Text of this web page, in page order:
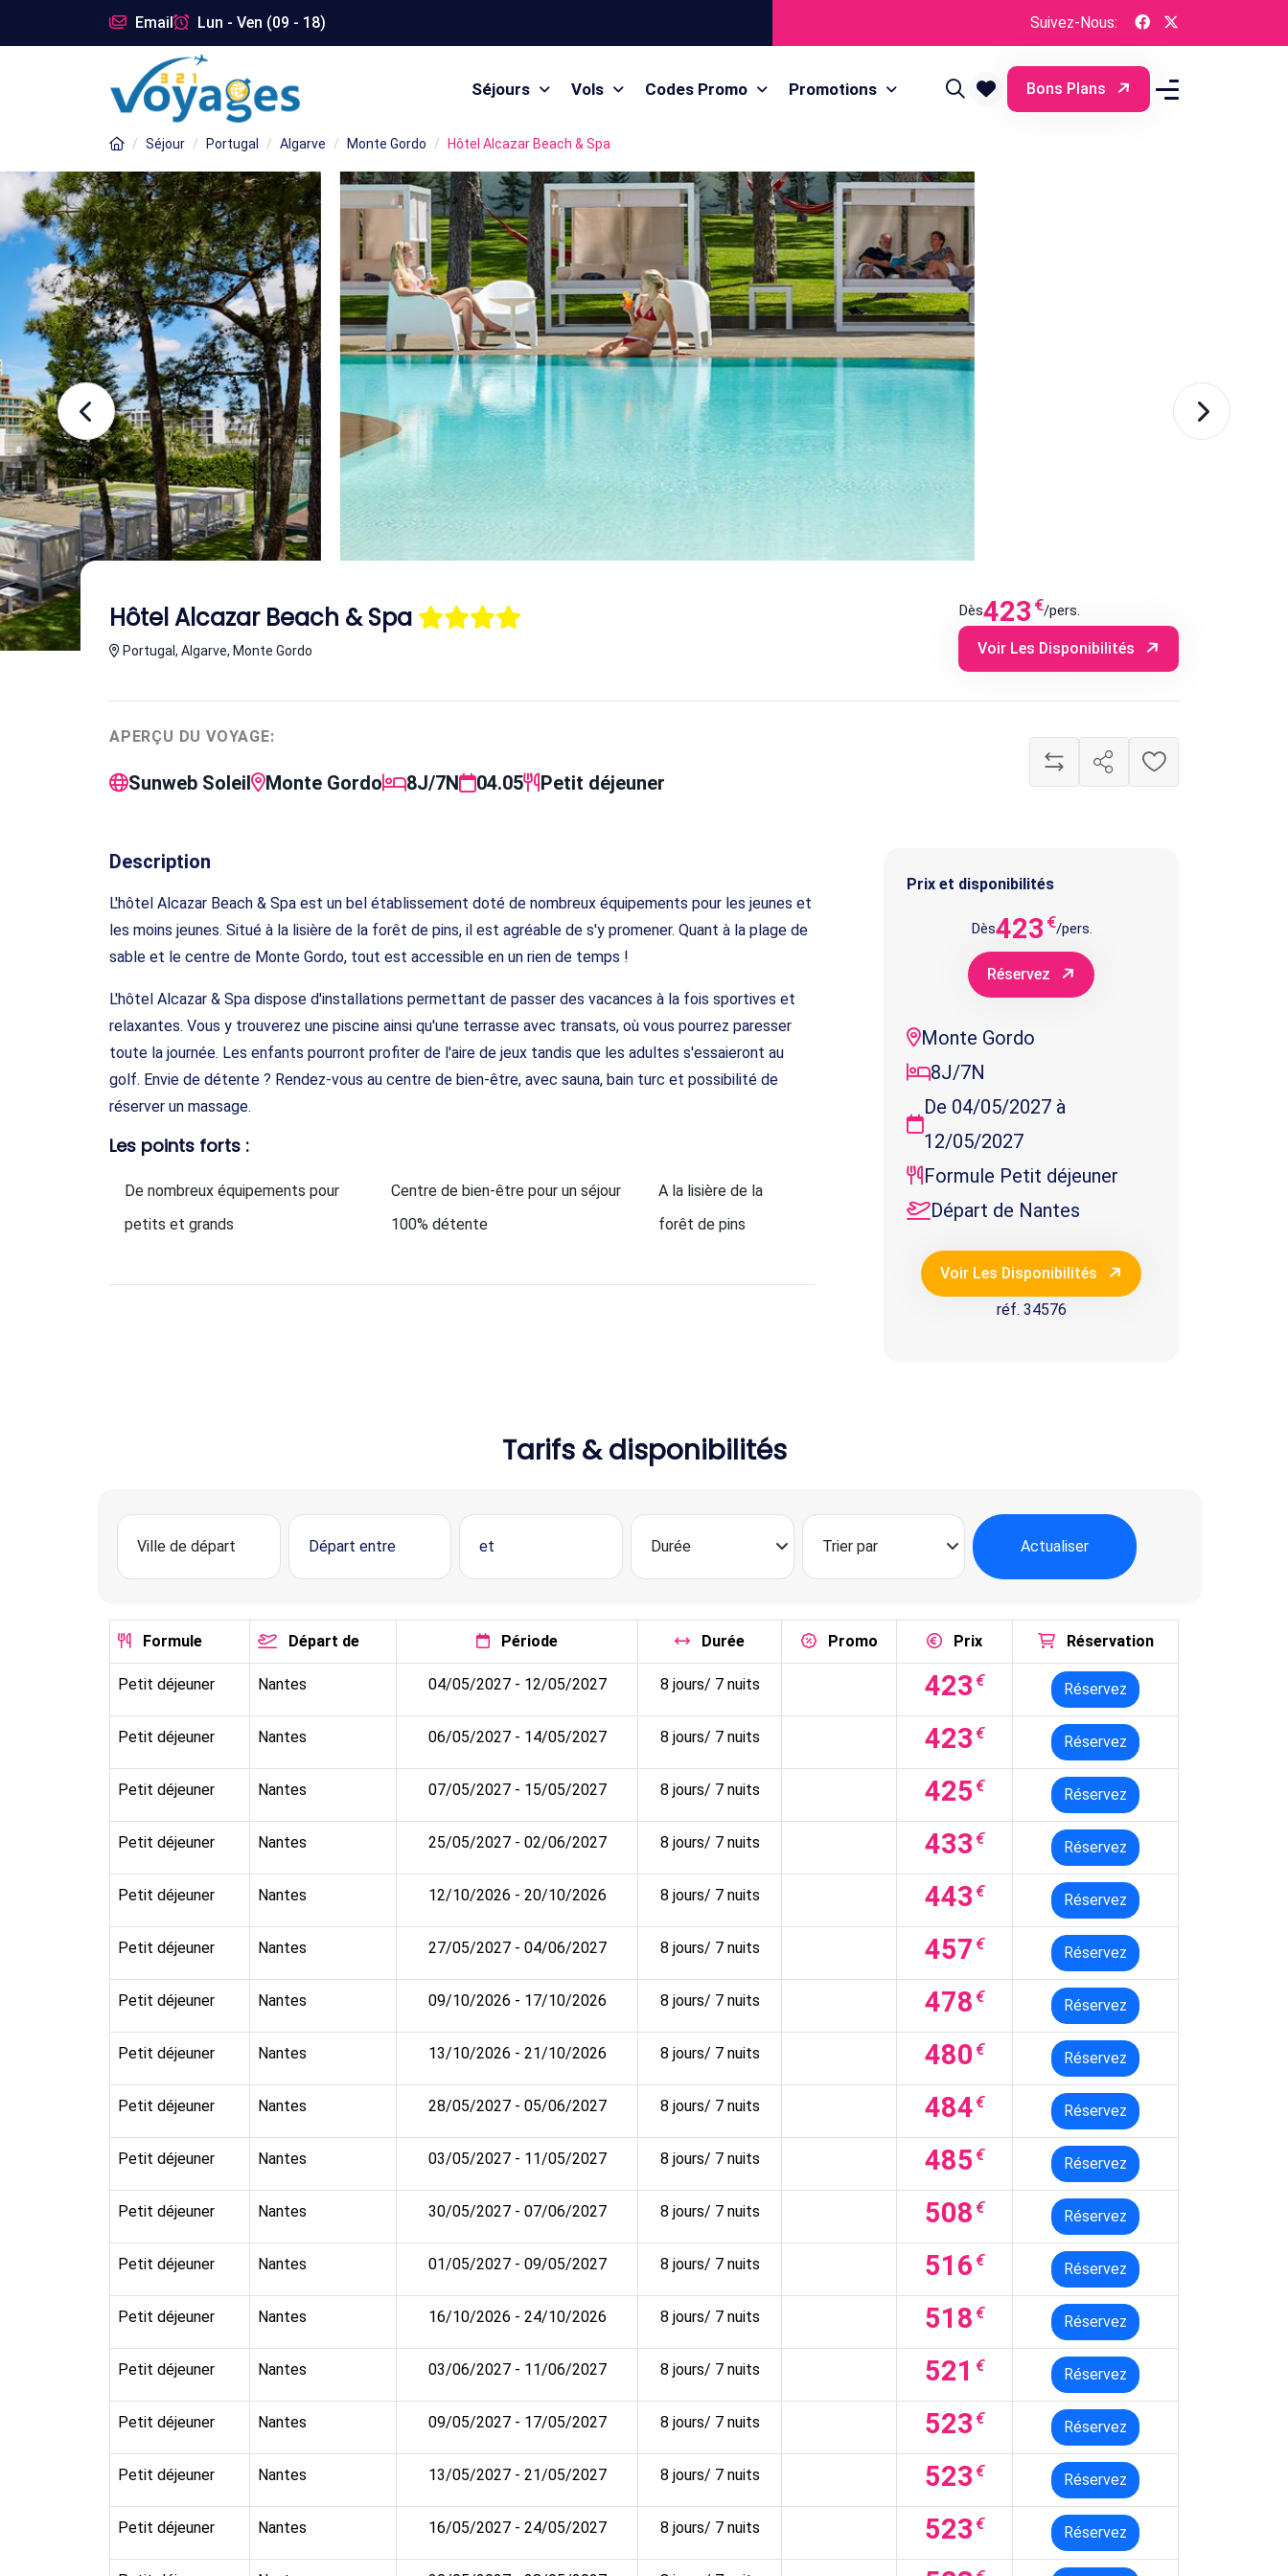
Email Lun - Ven (09 - 18) Suivez-Nous:
Séjours Vols Codes Promo Promotions Bons Plans
Séjour Portugal Algarve Monte Gordo Hôtel Alcazar Beach & Spa
Hôtel Alcazar Beach & Spa
Portugal, Algarve, Monte Gordo
Dès423 €/pers.
Voir Les Disponibilités
APERÇU DU VOYAGE:
Sunweb Soleil Monte Gordo 8J/7N 04.05 Petit déjeuner
Description
L'hôtel Alcazar Beach & Spa est un bel établissement doté de nombreux équipements pour les jeunes et
les moins jeunes. Situé à la lisière de la forêt de pins, il est agréable de s'y promener. Quant à la plage de
sable et le centre de Monte Gordo, tout est accessible en un rien de temps !
L'hôtel Alcazar & Spa dispose d'installations permettant de passer des vacances à la fois sportives et
relaxantes. Vous y trouverez une piscine ainsi qu'une terrasse avec transats, où vous pourrez paresser
toute la journée. Les enfants pourront profiter de l'aire de jeux tandis que les adultes s'essaieront au
golf. Envie de détente ? Rendez-vous au centre de bien-être, avec sauna, bain turc et possibilité de
réserver un massage.
Les points forts :
De nombreux équipements pour
petits et grands
Centre de bien-être pour un séjour
100% détente
A la lisière de la
forêt de pins
Prix et disponibilités
Dès423 €/pers.
Réservez
Monte Gordo
8J/7N
De 04/05/2027 à
12/05/2027
Formule Petit déjeuner
Départ de Nantes
Voir Les Disponibilités
réf. 34576
Tarifs & disponibilités
Actualiser
Formule Départ de Période Durée Promo Prix Réservation
Petit déjeuner Nantes 04/05/2027 - 12/05/2027 8 jours/ 7 nuits 423 € Réservez
Petit déjeuner Nantes 06/05/2027 - 14/05/2027 8 jours/ 7 nuits 423 € Réservez
Petit déjeuner Nantes 07/05/2027 - 15/05/2027 8 jours/ 7 nuits 425 € Réservez
Petit déjeuner Nantes 25/05/2027 - 02/06/2027 8 jours/ 7 nuits 433 € Réservez
Petit déjeuner Nantes 12/10/2026 - 20/10/2026 8 jours/ 7 nuits 443 € Réservez
Petit déjeuner Nantes 27/05/2027 - 04/06/2027 8 jours/ 7 nuits 457 € Réservez
Petit déjeuner Nantes 09/10/2026 - 17/10/2026 8 jours/ 7 nuits 478 € Réservez
Petit déjeuner Nantes 13/10/2026 - 21/10/2026 8 jours/ 7 nuits 480 € Réservez
Petit déjeuner Nantes 28/05/2027 - 05/06/2027 8 jours/ 7 nuits 484€ Réservez
Petit déjeuner Nantes 03/05/2027 - 11/05/2027 8 jours/ 7 nuits 485 € Réservez
Petit déjeuner Nantes 30/05/2027 - 07/06/2027 8 jours/ 7 nuits 508 € Réservez
Petit déjeuner Nantes 01/05/2027 - 09/05/2027 8 jours/ 7 nuits 516 € Réservez
Petit déjeuner Nantes 16/10/2026 - 24/10/2026 8 jours/ 7 nuits 518 € Réservez
Petit déjeuner Nantes 03/06/2027 - 11/06/2027 8 jours/ 7 nuits 521 € Réservez
Petit déjeuner Nantes 09/05/2027 - 17/05/2027 8 jours/ 7 nuits 523 € Réservez
Petit déjeuner Nantes 13/05/2027 - 21/05/2027 8 jours/ 7 nuits 523 € Réservez
Petit déjeuner Nantes 16/05/2027 - 24/05/2027 8 jours/ 7 nuits 523 € Réservez